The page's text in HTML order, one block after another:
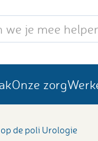
Onze zorg
de poli Urologie